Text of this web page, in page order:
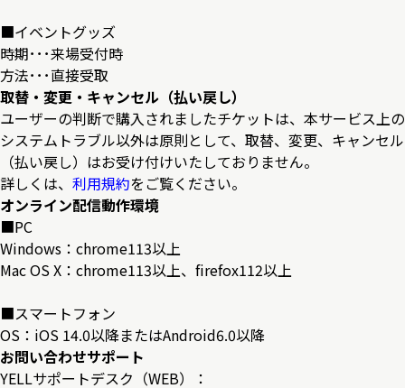
■イベントグッズ
時期･･･来場受付時
方法･･･直接受取
取替・変更・キャンセル（払い戻し）
ユーザーの判断で購入されましたチケットは、本サービス上の
システムトラブル以外は原則として、取替、変更、キャンセル
（払い戻し）はお受け付けいたしておりません。
詳しくは、 利用規約をご覧ください。
オンライン配信動作環境
■PC
Windows：chrome113以上
Mac OS X：chrome113以上、firefox112以上
■スマートフォン
OS：iOS 14.0以降またはAndroid6.0以降
お問い合わせサポート
YELLサポートデスク（WEB）：